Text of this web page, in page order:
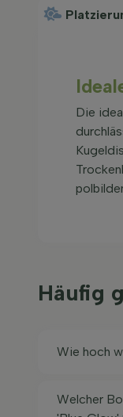
Die
Häufig
Wie hoch
Welcher